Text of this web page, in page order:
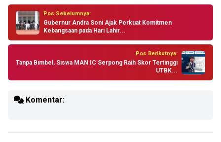
Pos Sebelumnya:
Gubernur Andra Soni Ajak Perkuat Komitmen
Kebangsaan pada Hari Lahir...
Pos Berikutnya:
Tanpa Bimbel, Siswa MAN IC Serpong Raih Skor Tertinggi
UTBK...
Komentar: